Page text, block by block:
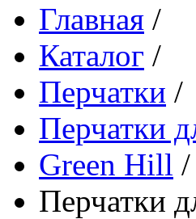
Главная /
Каталог /
Перчатки /
Перчатки
Green Hill /
Перчатки